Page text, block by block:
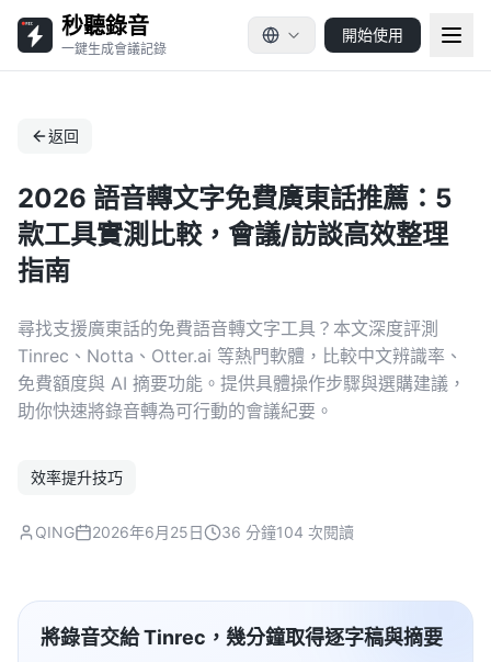
秒聽錄音
一鍵生成會議記錄
開始使用
返回
2026 語音轉文字免費廣東話推薦：5
款工具實測比較，會議/訪談高效整理
指南
尋找支援廣東話的免費語音轉文字工具？本文深度評測
Tinrec、Notta、Otter.ai 等熱門軟體，比較中文辨識率、
免費額度與 AI 摘要功能。提供具體操作步驟與選購建議，
助你快速將錄音轉為可行動的會議紀要。
效率提升技巧
QING 2026年6月25日 36 分鐘104 次閱讀
將錄音交給 Tinrec，幾分鐘取得逐字稿與摘要